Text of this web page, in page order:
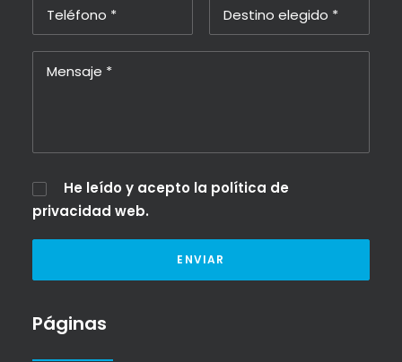
He leído y acepto la política de
privacidad web.
Páginas